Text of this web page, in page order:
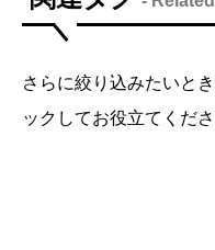
さらに絞り込みたいと
ックしてお役立てくださ